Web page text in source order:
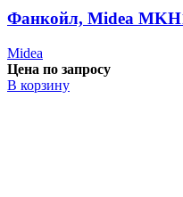
Фанкойл, Midea
Midea
Цена по запросу
В корзину